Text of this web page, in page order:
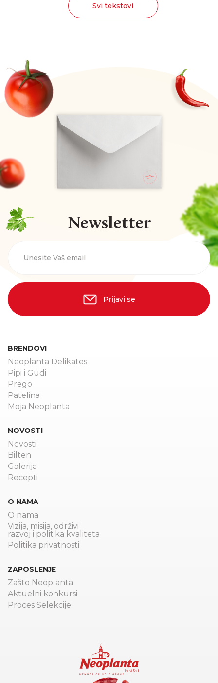
Svi tekstovi
Newsletter
Unesite Vaš email
Prijavi se
BRENDOVI
Neoplanta Delikates
Pipi i Gudi
Prego
Patelina
Moja Neoplanta
NOVOSTI
Novosti
Bilten
Galerija
Recepti
O NAMA
O nama
Vizija, misija, održivi
razvoj i politika kvaliteta
Politika privatnosti
ZAPOSLENJE
Zašto Neoplanta
Aktuelni konkursi
Proces Selekcije